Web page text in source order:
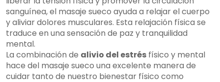
sanguínea, el masaje sueco ayuda a relajar el cuerpo
y aliviar dolores musculares. Esta relajación física se
traduce en una sensación de paz y tranquilidad
mental.
La combinación de alivio del estrés físico y mental
hace del masaje sueco una excelente manera de
cuidar tanto de nuestro bienestar físico como